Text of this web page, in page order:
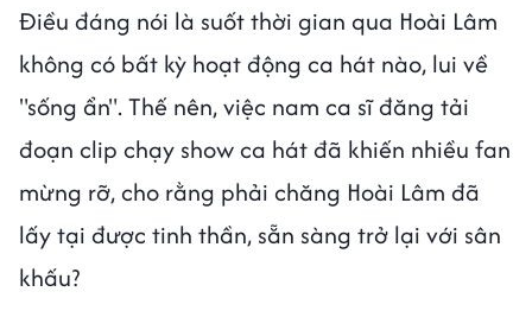
Điều đáng nói là suốt thời gian qua Hoài Lâm
không có bất kỳ hoạt động ca hát nào, lui về
"sống ẩn". Thế nên, việc nam ca sĩ đăng tải
đoạn clip chạy show ca hát đã khiến nhiều fan
mừng rỡ, cho rằng phải chăng Hoài Lâm đã
lấy tại được tinh thần, sẵn sàng trở lại với sân
khấu?